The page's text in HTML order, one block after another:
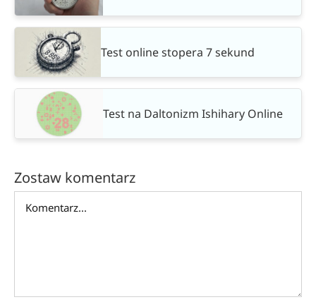
Test online stopera 7 sekund
Test na Daltonizm Ishihary Online
Zostaw komentarz